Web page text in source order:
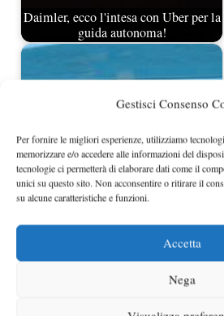
Gestisci Consenso
Per fornire le migliori esperienze, utilizziamo
memorizzare e/o accedere alle informazioni del
tecnologie ci permetterà di elaborare dati come il
unici su questo sito. Non acconsentire o ritirare il
su alcune caratteristiche e funzioni.
Accetta
Nega
Daimler, ecco l'intesa con Uber per la
guida autonoma!